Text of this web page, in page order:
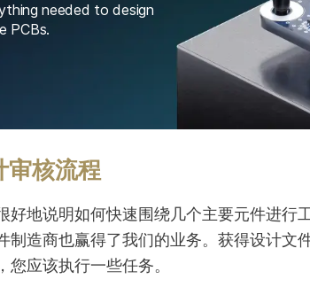
needed to design
PCBs.
审核流程
好地说明如何快速围绕几个主要元件进行
制造商也赢得了我们的业务。获得设计文
应该执行一些任务。